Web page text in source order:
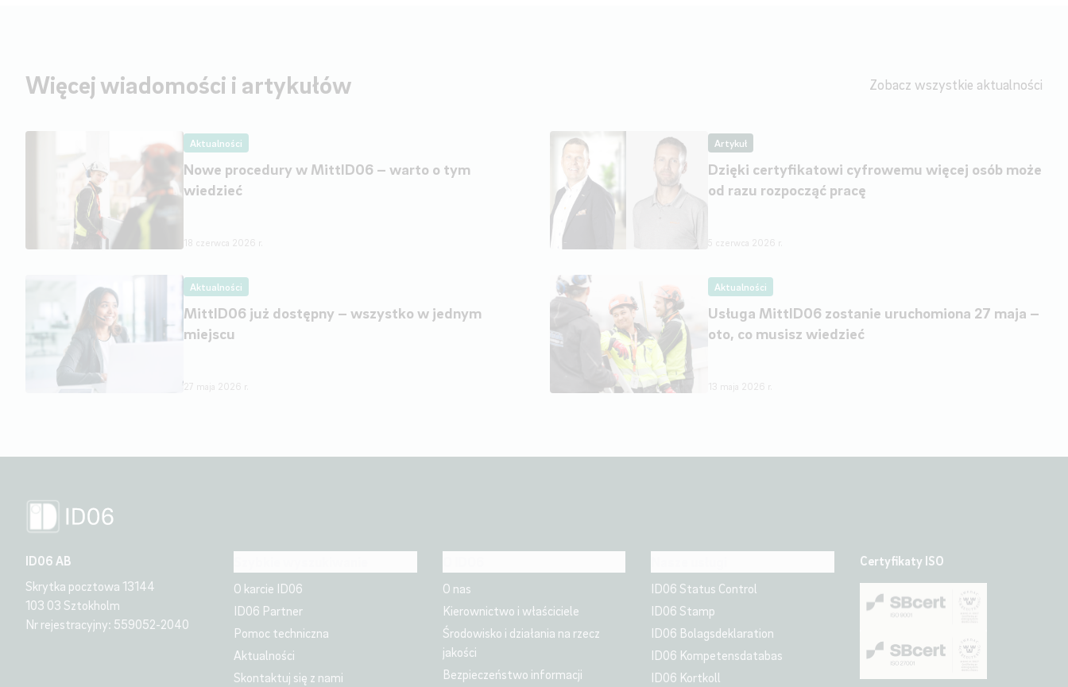
Więcej wiadomości i artykułów Zobacz wszystkie aktualności
Aktualności
Nowe procedury w MittID06 – warto o tym
wiedzieć
18 czerwca 2026 r.
Artykuł
Dzięki certyfikatowi cyfrowemu więcej osób może
od razu rozpocząć pracę
5 czerwca 2026 r.
Aktualności
MittID06 już dostępny – wszystko w jednym
miejscu
27 maja 2026 r.
Aktualności
Usługa MittID06 zostanie uruchomiona 27 maja –
oto, co musisz wiedzieć
13 maja 2026 r.
ID06 AB
Skrytka pocztowa 13144
103 03 Sztokholm
Nr rejestracyjny: 559052-2040
O karcie ID06
ID06 Partner
Pomoc techniczna
Aktualności
Skontaktuj się z nami
O nas
Kierownictwo i właściciele
Środowisko i działania na rzecz
jakości
Bezpieczeństwo informacji
ID06 Status Control
ID06 Stamp
ID06 Bolagsdeklaration
ID06 Kompetensdatabas
ID06 Kortkoll
Certyfikaty ISO